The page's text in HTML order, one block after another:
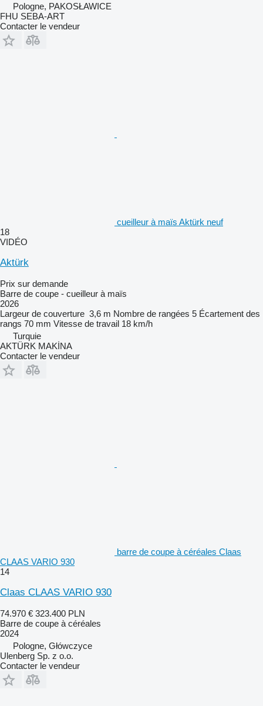
Pologne, PAKOSŁAWICE
FHU SEBA-ART
Contacter le vendeur
cueilleur à maïs Aktürk neuf
18
VIDÉO
Aktürk
Prix sur demande
Barre de coupe - cueilleur à maïs
2026
Largeur de couverture 3,6 m Nombre de rangées 5 Écartement des
rangs 70 mm Vitesse de travail 18 km/h
Turquie
AKTÜRK MAKİNA
Contacter le vendeur
barre de coupe à céréales Claas
CLAAS VARIO 930
14
Claas CLAAS VARIO 930
74.970 € 323.400 PLN
Barre de coupe à céréales
2024
Pologne, Główczyce
Ulenberg Sp. z o.o.
Contacter le vendeur